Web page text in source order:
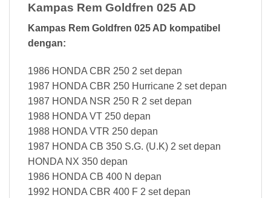
Kampas Rem Goldfren 025 AD
Kampas Rem Goldfren 025 AD kompatibel
dengan:
1986 HONDA CBR 250 2 set depan
1987 HONDA CBR 250 Hurricane 2 set depan
1987 HONDA NSR 250 R 2 set depan
1988 HONDA VT 250 depan
1988 HONDA VTR 250 depan
1987 HONDA CB 350 S.G. (U.K) 2 set depan
HONDA NX 350 depan
1986 HONDA CB 400 N depan
1992 HONDA CBR 400 F 2 set depan